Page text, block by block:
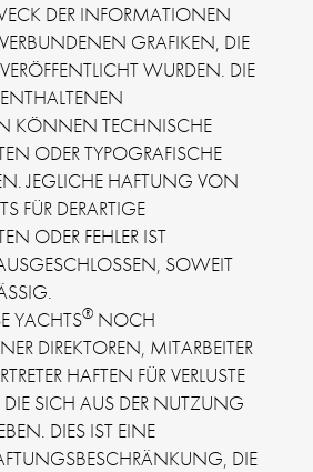
DER INFORMATIONEN
GRAFIKEN, DIE
WURDEN. DIE
ENTHALTENEN
KÖNNEN TECHNISCHE
ODER TYPOGRAFISCHE
JEGLICHE HAFTUNG VON
FÜR DERARTIGE
ODER FEHLER IST
SOWEIT
YACHTS® NOCH
DIREKTOREN, MITARBEITER
HAFTEN FÜR VERLUSTE
SICH AUS DER NUTZUNG
DIES IST EINE
DIE